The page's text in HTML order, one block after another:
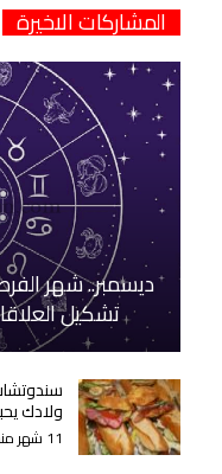
المشاركات الاخيرة
ديسمبر.. شهر
تشكيل
ولادك
11 شهر منذ